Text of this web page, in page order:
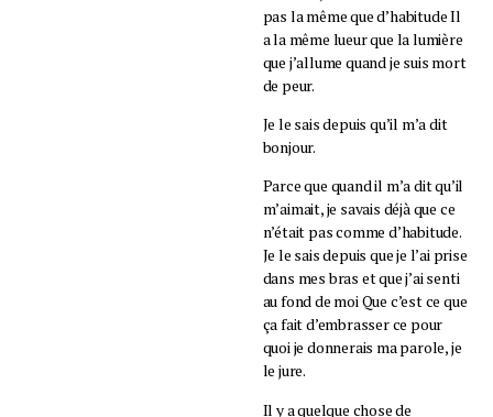
pas la même que d’habitude Il
a la même lueur que la lumière
que j’allume quand je suis mort
de peur.
Je le sais depuis qu’il m’a dit
bonjour.
Parce que quand il m’a dit qu’il
m’aimait, je savais déjà que ce
n’était pas comme d’habitude.
Je le sais depuis que je l’ai prise
dans mes bras et que j’ai senti
au fond de moi Que c’est ce que
ça fait d’embrasser ce pour
quoi je donnerais ma parole, je
le jure.
Il y a quelque chose de